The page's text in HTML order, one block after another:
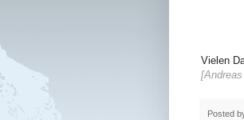
Vielen
Posted